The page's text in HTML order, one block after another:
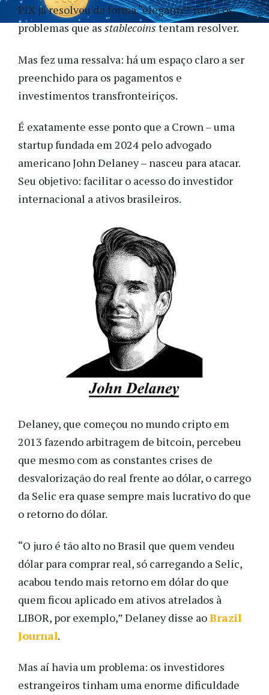
PIX já resolveu de forma “elegante” todos os
problemas que as stablecoins tentam resolver.
Mas fez uma ressalva: há um espaço claro a ser
preenchido para os pagamentos e
investimentos transfronteiriços.
É exatamente esse ponto que a Crown – uma
startup fundada em 2024 pelo advogado
americano John Delaney – nasceu para atacar.
Seu objetivo: facilitar o acesso do investidor
internacional a ativos brasileiros.
Delaney, que começou no mundo cripto em
2013 fazendo arbitragem de bitcoin, percebeu
que mesmo com as constantes crises de
desvalorização do real frente ao dólar, o carrego
da Selic era quase sempre mais lucrativo do que
o retorno do dólar.
“O juro é tão alto no Brasil que quem vendeu
dólar para comprar real, só carregando a Selic,
acabou tendo mais retorno em dólar do que
quem ficou aplicado em ativos atrelados à
LIBOR, por exemplo,” Delaney disse aoBrazil
Journal.
Mas aí havia um problema: os investidores
estrangeiros tinham uma enorme dificuldade